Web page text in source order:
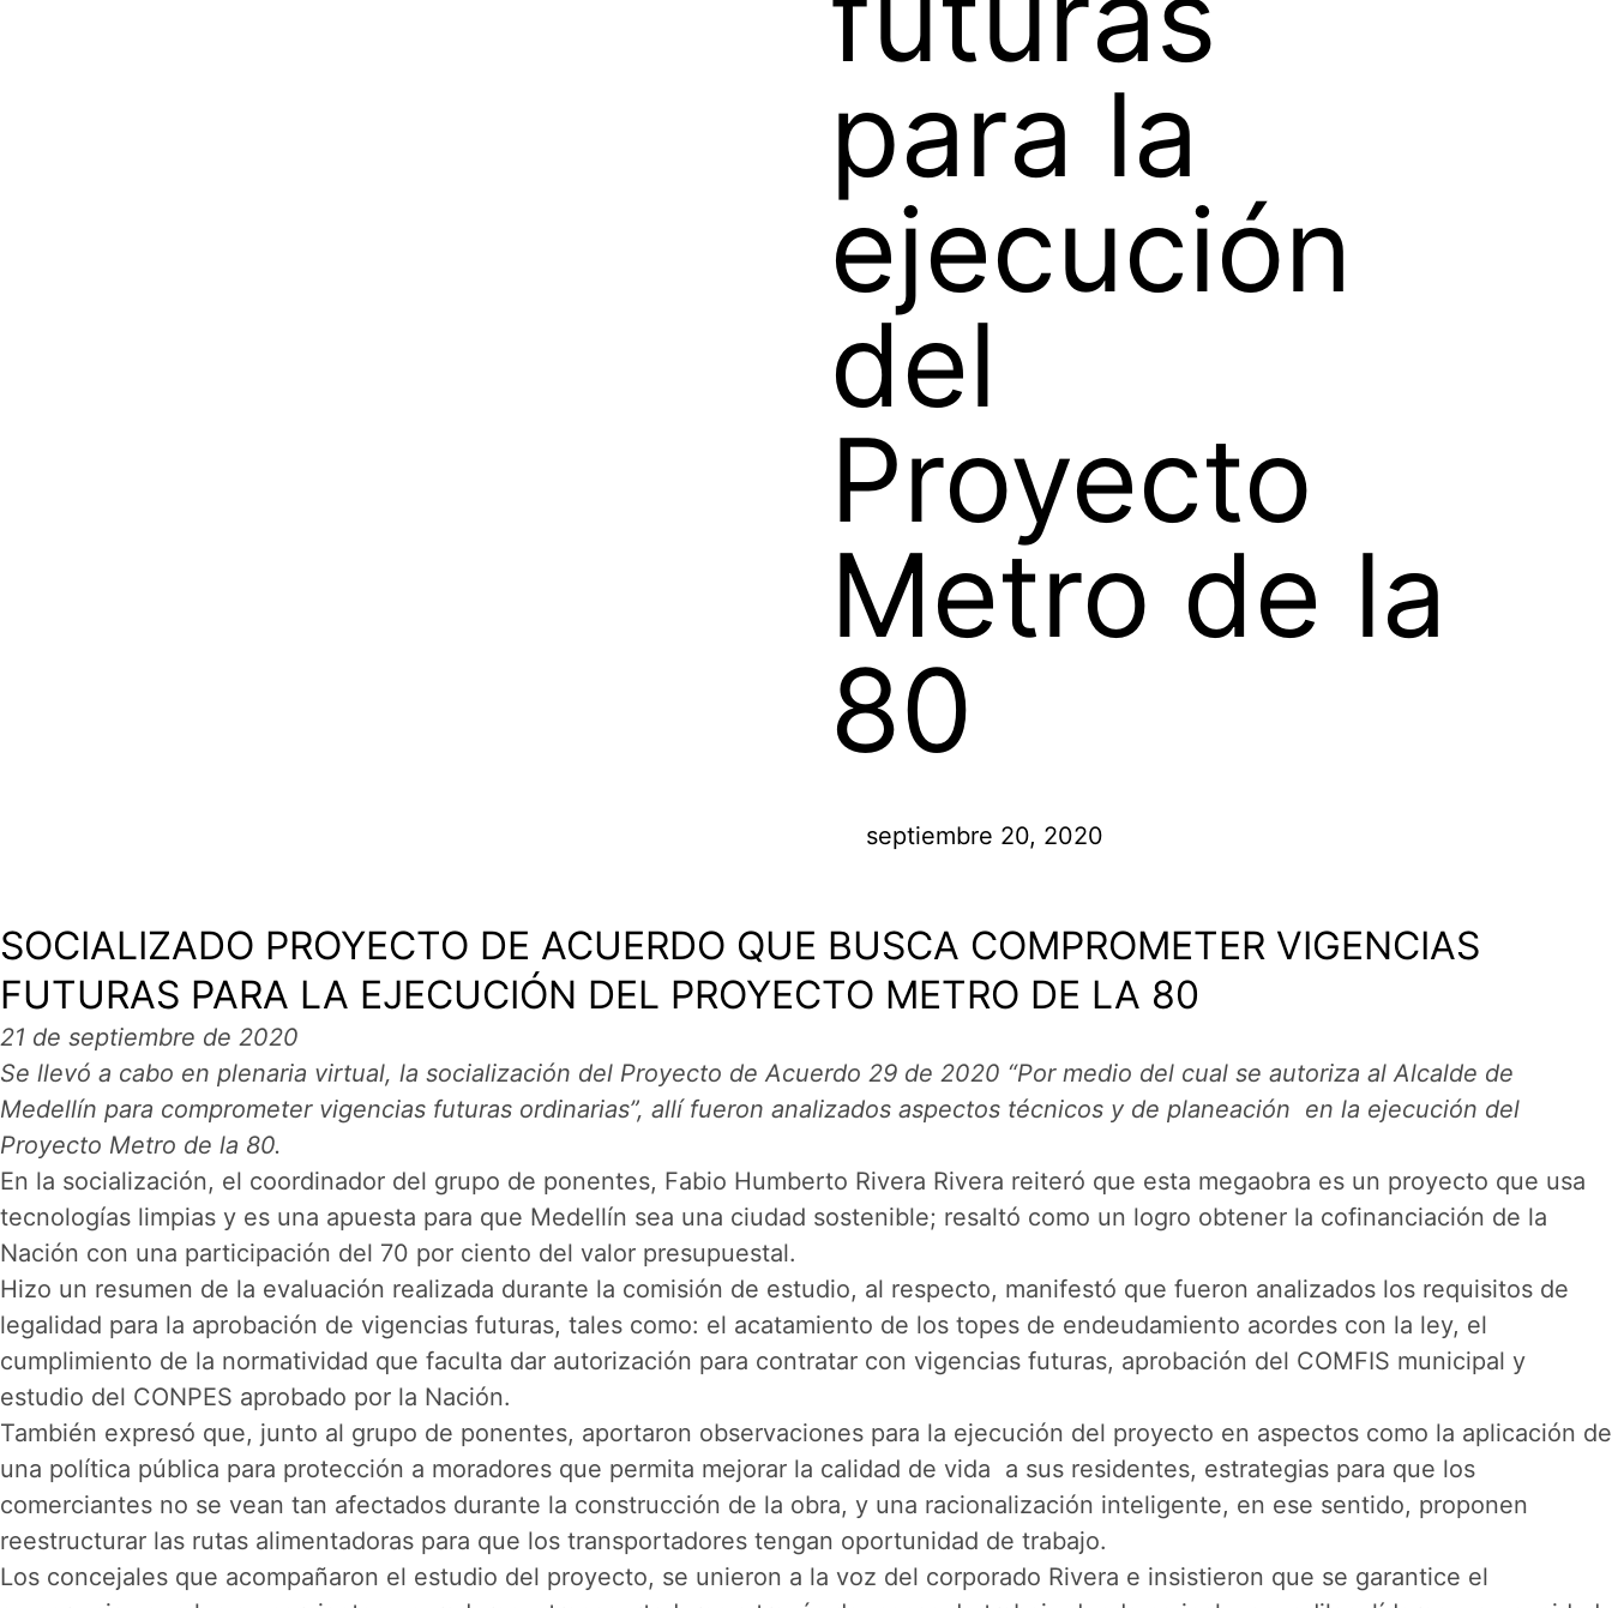
para la
ejecución
del
Proyecto
Metro de la
80
septiembre 20, 2020
SOCIALIZADO PROYECTO DE ACUERDO QUE BUSCA COMPROMETER VIGENCIAS
FUTURAS PARA LA EJECUCIÓN DEL PROYECTO METRO DE LA 80
21 de septiembre de 2020
Se llevó a cabo en plenaria virtual, la socialización del Proyecto de Acuerdo 29 de 2020 “Por medio del cual se autoriza al Alcalde de
Medellín para comprometer vigencias futuras ordinarias”, allí fueron analizados aspectos técnicos y de planeación en la ejecución del
Proyecto Metro de la 80.
En la socialización, el coordinador del grupo de ponentes, Fabio Humberto Rivera Rivera reiteró que esta megaobra es un proyecto que usa
tecnologías limpias y es una apuesta para que Medellín sea una ciudad sostenible; resaltó como un logro obtener la cofinanciación de la
Nación con una participación del 70 por ciento del valor presupuestal.
Hizo un resumen de la evaluación realizada durante la comisión de estudio, al respecto, manifestó que fueron analizados los requisitos de
legalidad para la aprobación de vigencias futuras, tales como: el acatamiento de los topes de endeudamiento acordes con la ley, el
cumplimiento de la normatividad que faculta dar autorización para contratar con vigencias futuras, aprobación del COMFIS municipal y
estudio del CONPES aprobado por la Nación.
También expresó que, junto al grupo de ponentes, aportaron observaciones para la ejecución del proyecto en aspectos como la aplicación de
una política pública para protección a moradores que permita mejorar la calidad de vida a sus residentes, estrategias para que los
comerciantes no se vean tan afectados durante la construcción de la obra, y una racionalización inteligente, en ese sentido, proponen
reestructurar las rutas alimentadoras para que los transportadores tengan oportunidad de trabajo.
Los concejales que acompañaron el estudio del proyecto, se unieron a la voz del corporado Rivera e insistieron que se garantice el